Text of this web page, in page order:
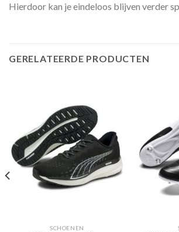
Hierdoor kan je eindeloos blijven verder
GERELATEERDE PRODUCTEN
SCHOENEN